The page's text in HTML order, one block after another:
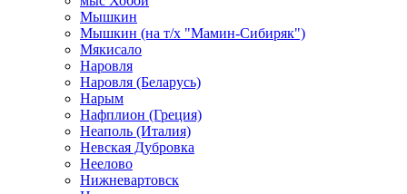
Мышкин
Мышкин (на т/х "Мамин-Сибиряк")
Мякисало
Наровля
Наровля (Беларусь)
Нарым
Нафплион (Греция)
Неаполь (Италия)
Невская Дубровка
Неелово
Нижневартовск